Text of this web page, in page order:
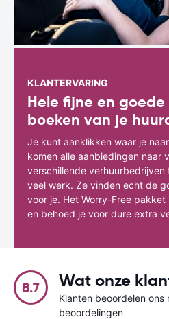
KLANTERVARING
Hele fijne en
boeken van je
Je kunt aanklikken waar je
komen alle aanbiedingen naar
verschillende
veel werk. Ze vinden echt de
voor je. Het Worry-Free
en behoed je voor dure extra
8.7 Wat onze
Klanten beoordelen
beoordelingen